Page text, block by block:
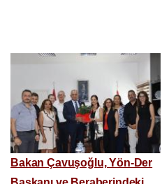
Bakan Çavuşoğlu, Yön-Der